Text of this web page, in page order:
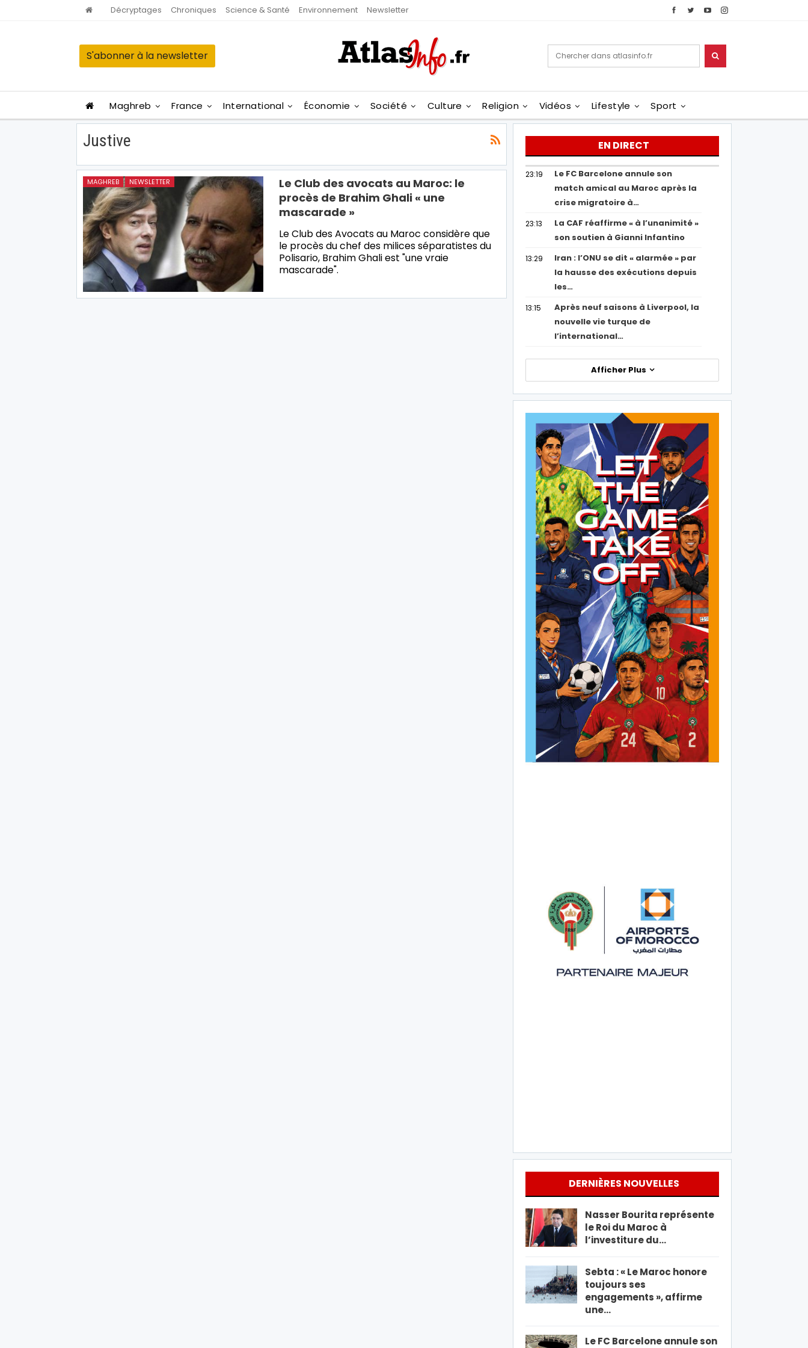
Décryptages Chroniques Science & Santé Environnement Newsletter
S'abonner à la newsletter
Maghreb France International Économie Société Culture Religion Vidéos Lifestyle Sport
Justive
MAGHREB NEWSLETTER
Le Club des avocats au Maroc: le
procès de Brahim Ghali « une
mascarade »
Le Club des Avocats au Maroc considère que
le procès du chef des milices séparatistes du
Polisario, Brahim Ghali est "une vraie
mascarade".
EN DIRECT
23:19
Le FC Barcelone annule son
match amical au Maroc après la
crise migratoire à…
23:13
La CAF réaffirme « à l’unanimité »
son soutien à Gianni Infantino
13:29
Iran : l’ONU se dit « alarmée » par
la hausse des exécutions depuis
les…
13:15
Après neuf saisons à Liverpool, la
nouvelle vie turque de
l’international…
Afficher Plus
DERNIÈRES NOUVELLES
Nasser Bourita représente
le Roi du Maroc à
l’investiture du…
Sebta : « Le Maroc honore
toujours ses
engagements », affirme
une…
Le FC Barcelone annule son